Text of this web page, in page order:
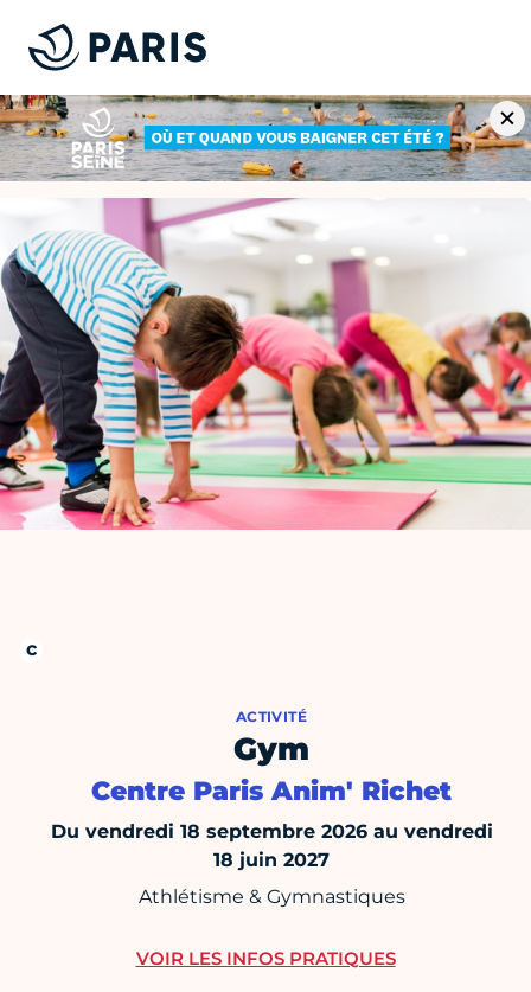
ACTIVITÉ
Gym
Centre Paris Anim' Richet
Du vendredi 18 septembre 2026 au vendredi
18 juin 2027
Athlétisme & Gymnastiques
VOIR LES INFOS PRATIQUES